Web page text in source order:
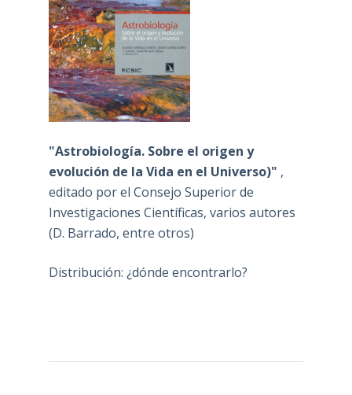
"Astrobiología. Sobre el origen y
evolución de la Vida en el Universo)" ,
editado por el Consejo Superior de
Investigaciones Científicas, varios autores
(D. Barrado, entre otros)
Distribución: ¿dónde encontrarlo?